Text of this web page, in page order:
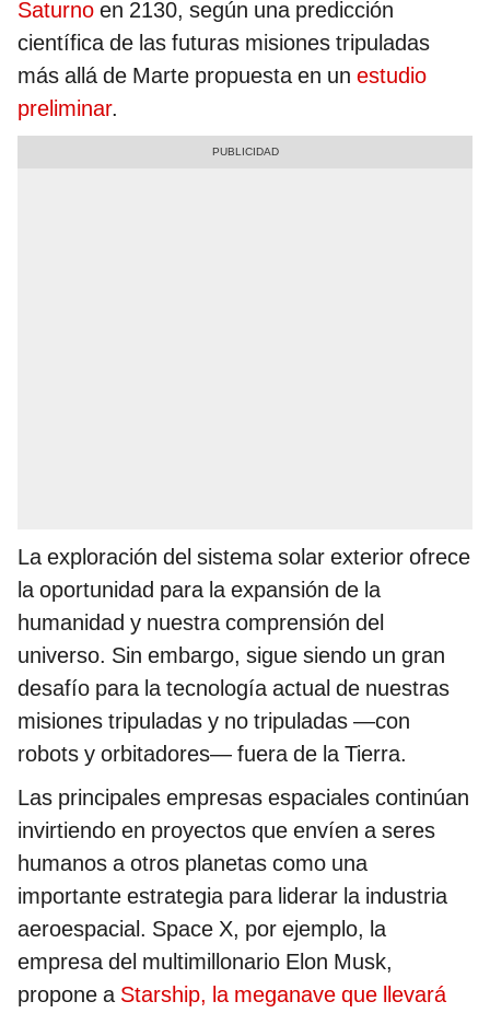
Saturno en 2130, según una predicción
científica de las futuras misiones tripuladas
más allá de Marte propuesta en un estudio
preliminar.
La exploración del sistema solar exterior ofrece
la oportunidad para la expansión de la
humanidad y nuestra comprensión del
universo. Sin embargo, sigue siendo un gran
desafío para la tecnología actual de nuestras
misiones tripuladas y no tripuladas —con
robots y orbitadores— fuera de la Tierra.
Las principales empresas espaciales continúan
invirtiendo en proyectos que envíen a seres
humanos a otros planetas como una
importante estrategia para liderar la industria
aeroespacial. Space X, por ejemplo, la
empresa del multimillonario Elon Musk,
propone a Starship, la meganave que llevará